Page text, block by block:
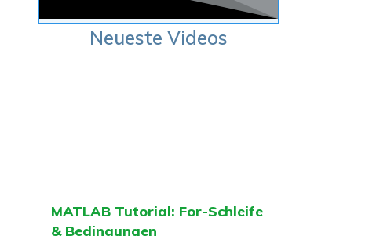
Neueste Videos
MATLAB Tutorial: For-Schleife
& Bedingungen